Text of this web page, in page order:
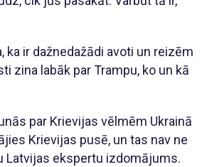
ka ir dažnedažādi avoti un reizēm
zina labāk par Trampu, ko un kā
par Krievijas vēlmēm Ukrainā
Krievijas pusē, un tas nav ne
Latvijas ekspertu izdomājums.